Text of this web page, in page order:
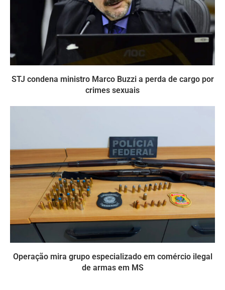
STJ condena ministro Marco Buzzi a perda de cargo por
crimes sexuais
Operação mira grupo especializado em comércio ilegal
de armas em MS